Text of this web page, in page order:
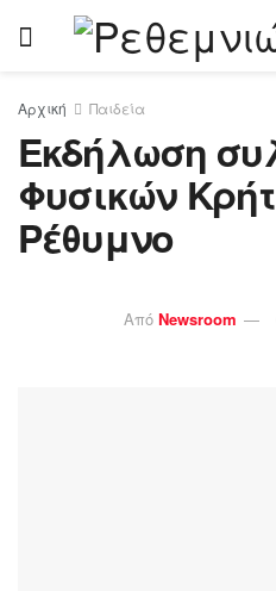
Αρχική Παιδεία
Εκδήλωση
Φυσικών
Ρέθυμνο
Από Newsroom